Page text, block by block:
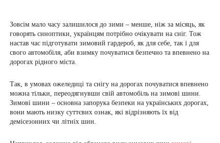
Зовсім мало часу залишилося до зими – менше, ніж за місяць, як
говорять синоптики, українцям потрібно очікувати на сніг. Тож
настав час підготувати зимовий гардероб, як для себе, так і для
свого автомобіля, аби взимку почуватися безпечно та впевнено на
дорогах рідного міста.
Так, в умовах ожеледиці та снігу на дорогах почуватися впевнено
можна тільки, переодягнувши свій автомобіль на зимові шини.
Зимові шини – основна запорука безпеки на українських дорогах,
вони мають низку суттєвих ознак, які відрізняють їх від
демісезонних чи літніх шин.